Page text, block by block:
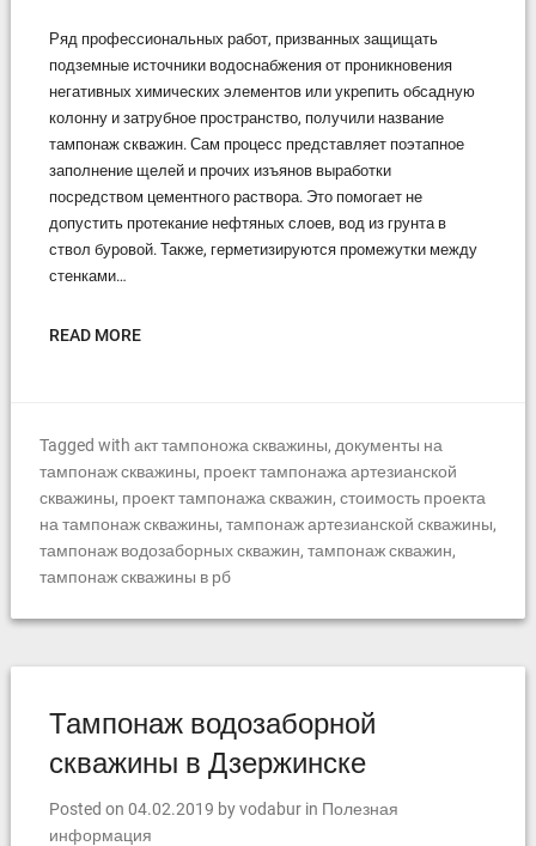
Ряд профессиональных работ, призванных защищать
подземные источники водоснабжения от проникновения
негативных химических элементов или укрепить обсадную
колонну и затрубное пространство, получили название
тампонаж скважин. Сам процесс представляет поэтапное
заполнение щелей и прочих изъянов выработки
посредством цементного раствора. Это помогает не
допустить протекание нефтяных слоев, вод из грунта в
ствол буровой. Также, герметизируются промежутки между
стенками…
READ MORE
Tagged with акт тампоножа скважины, документы на
тампонаж скважины, проект тампонажа артезианской
скважины, проект тампонажа скважин, стоимость проекта
на тампонаж скважины, тампонаж артезианской скважины,
тампонаж водозаборных скважин, тампонаж скважин,
тампонаж скважины в рб
Тампонаж водозаборной
скважины в Дзержинске
Posted on 04.02.2019 byvodabur in Полезная
информация